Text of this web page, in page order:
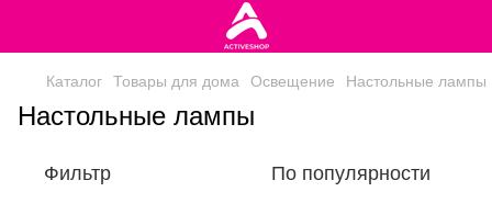
Каталог Товары для дома Освещение Настольные лампы
Настольные лампы
Фильтр По популярности